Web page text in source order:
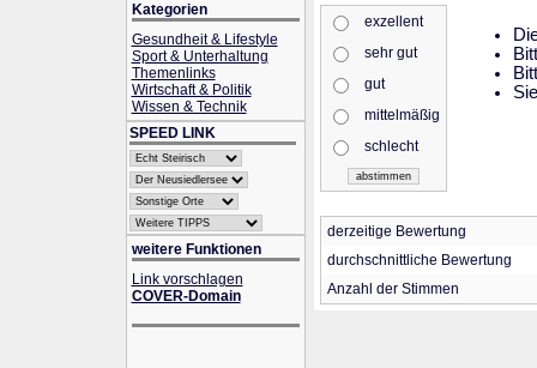
Kategorien
Gesundheit & Lifestyle
Sport & Unterhaltung
Themenlinks
Wirtschaft & Politik
Wissen & Technik
SPEED LINK
weitere Funktionen
Link vorschlagen
COVER-Domain
exzellent
sehr gut
gut
mittelmäßig
schlecht
derzeitige Bewertung
durchschnittliche Bewertung
Anzahl der Stimmen